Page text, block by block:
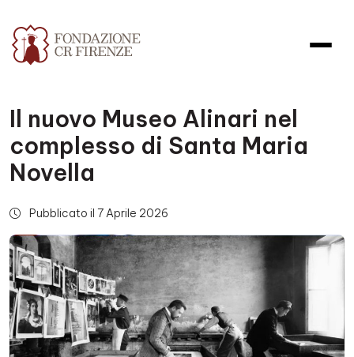
Il nuovo Museo Alinari nel
complesso di Santa Maria
Novella
Pubblicato il 7 Aprile 2026